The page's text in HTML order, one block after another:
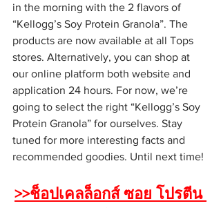
in the morning with the 2 flavors of
“Kellogg’s Soy Protein Granola”. The
products are now available at all Tops
stores. Alternatively, you can shop at
our online platform both website and
application 24 hours. For now, we’re
going to select the right “Kellogg’s Soy
Protein Granola” for ourselves. Stay
tuned for more interesting facts and
recommended goodies. Until next time!
>>ช็อปเคลล็อกส์ ซอย โปรตีน